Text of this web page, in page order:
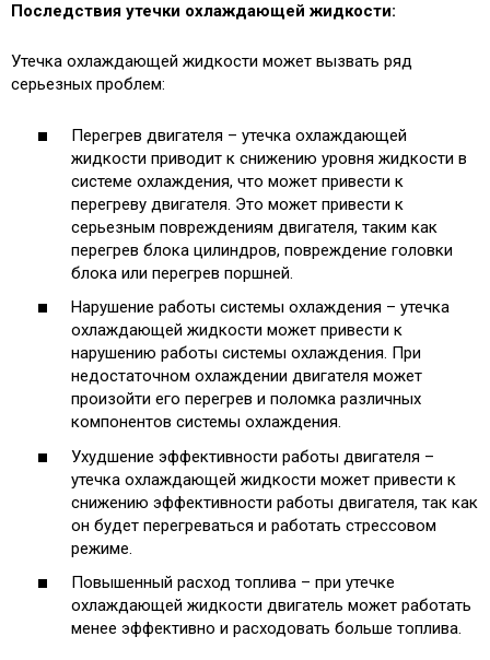
Последствия утечки охлаждающей жидкости:
Утечка охлаждающей жидкости может вызвать ряд
серьезных проблем:
Перегрев двигателя – утечка охлаждающей
жидкости приводит к снижению уровня жидкости в
системе охлаждения, что может привести к
перегреву двигателя. Это может привести к
серьезным повреждениям двигателя, таким как
перегрев блока цилиндров, повреждение головки
блока или перегрев поршней.
Нарушение работы системы охлаждения – утечка
охлаждающей жидкости может привести к
нарушению работы системы охлаждения. При
недостаточном охлаждении двигателя может
произойти его перегрев и поломка различных
компонентов системы охлаждения.
Ухудшение эффективности работы двигателя –
утечка охлаждающей жидкости может привести к
снижению эффективности работы двигателя, так как
он будет перегреваться и работать стрессовом
режиме.
Повышенный расход топлива – при утечке
охлаждающей жидкости двигатель может работать
менее эффективно и расходовать больше топлива.